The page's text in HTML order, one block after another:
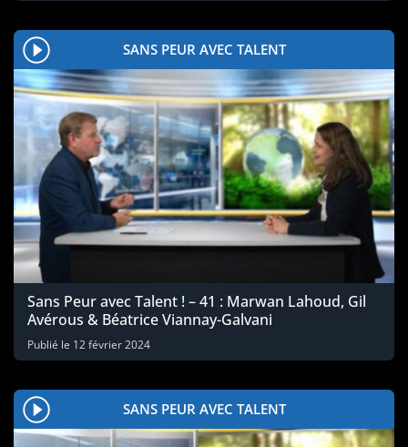
SANS PEUR AVEC TALENT
Sans Peur avec Talent ! – 41 : Marwan Lahoud, Gil
Avérous & Béatrice Viannay-Galvani
Publié le 12 février 2024
SANS PEUR AVEC TALENT